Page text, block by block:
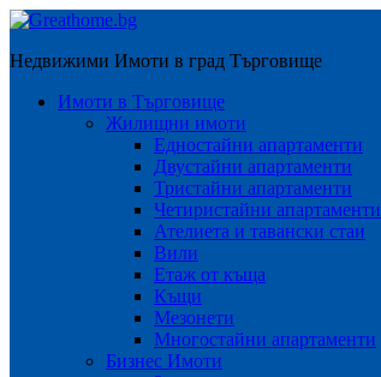
Недвижими Имоти в град Търговище
Имоти в Търговище
Жилищни имоти
Едностайни апартаменти
Двустайни апартаменти
Тристайни апартаменти
Четиристайни апартаменти
Ателиета и тавански стаи
Вили
Етаж от къща
Къщи
Мезонети
Многостайни апартаменти
Бизнес Имоти